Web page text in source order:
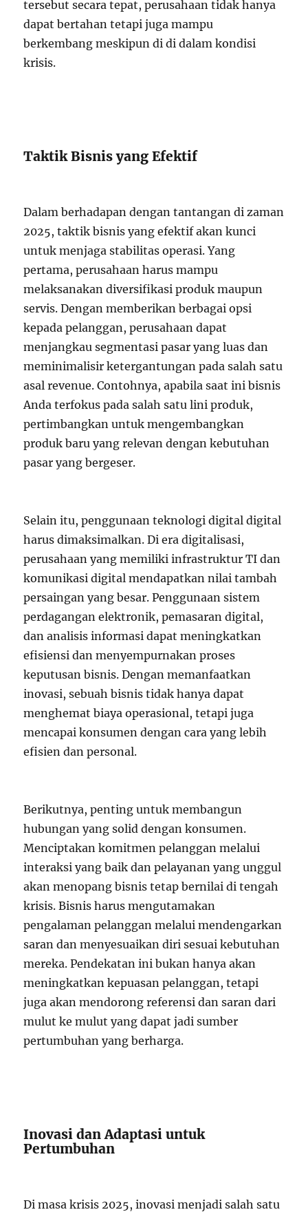
tersebut secara tepat, perusahaan tidak hanya
dapat bertahan tetapi juga mampu
berkembang meskipun di di dalam kondisi
krisis.
Taktik Bisnis yang Efektif
Dalam berhadapan dengan tantangan di zaman
2025, taktik bisnis yang efektif akan kunci
untuk menjaga stabilitas operasi. Yang
pertama, perusahaan harus mampu
melaksanakan diversifikasi produk maupun
servis. Dengan memberikan berbagai opsi
kepada pelanggan, perusahaan dapat
menjangkau segmentasi pasar yang luas dan
meminimalisir ketergantungan pada salah satu
asal revenue. Contohnya, apabila saat ini bisnis
Anda terfokus pada salah satu lini produk,
pertimbangkan untuk mengembangkan
produk baru yang relevan dengan kebutuhan
pasar yang bergeser.
Selain itu, penggunaan teknologi digital digital
harus dimaksimalkan. Di era digitalisasi,
perusahaan yang memiliki infrastruktur TI dan
komunikasi digital mendapatkan nilai tambah
persaingan yang besar. Penggunaan sistem
perdagangan elektronik, pemasaran digital,
dan analisis informasi dapat meningkatkan
efisiensi dan menyempurnakan proses
keputusan bisnis. Dengan memanfaatkan
inovasi, sebuah bisnis tidak hanya dapat
menghemat biaya operasional, tetapi juga
mencapai konsumen dengan cara yang lebih
efisien dan personal.
Berikutnya, penting untuk membangun
hubungan yang solid dengan konsumen.
Menciptakan komitmen pelanggan melalui
interaksi yang baik dan pelayanan yang unggul
akan menopang bisnis tetap bernilai di tengah
krisis. Bisnis harus mengutamakan
pengalaman pelanggan melalui mendengarkan
saran dan menyesuaikan diri sesuai kebutuhan
mereka. Pendekatan ini bukan hanya akan
meningkatkan kepuasan pelanggan, tetapi
juga akan mendorong referensi dan saran dari
mulut ke mulut yang dapat jadi sumber
pertumbuhan yang berharga.
Inovasi dan Adaptasi untuk
Pertumbuhan
Di masa krisis 2025, inovasi menjadi salah satu